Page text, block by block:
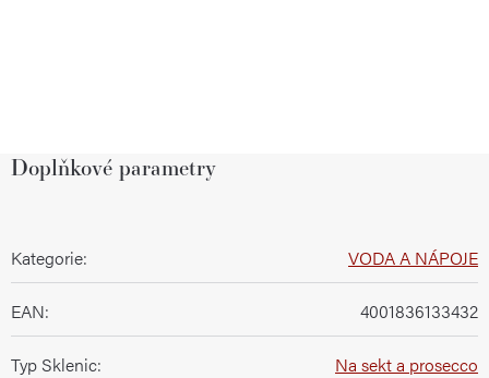
Doplňkové parametry
Kategorie: VODA A NÁPOJE
EAN: 4001836133432
Typ Sklenic: Na sekt a prosecco